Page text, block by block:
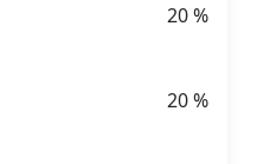
20%
20%